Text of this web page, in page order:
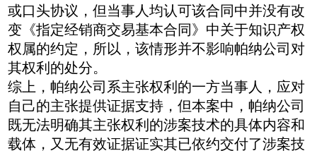
或口头协议，但当事人均认可该合同中并没有改
变《指定经销商交易基本合同》中关于知识产权
权属的约定，所以，该情形并不影响帕纳公司对
其权利的处分。
综上，帕纳公司系主张权利的一方当事人，应对
自己的主张提供证据支持，但本案中，帕纳公司
既无法明确其主张权利的涉案技术的具体内容和
载体，又无有效证据证实其已依约交付了涉案技